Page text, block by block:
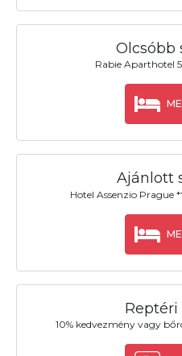
Olcsóbb
Rabie Aparthotel
Ajánlott
Hotel Assenzio Prague
10% kedvezmény vagy